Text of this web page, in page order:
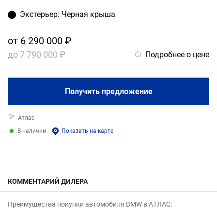
КОММЕНТАРИЙ ДИЛЕРА
Преимущества покупки автомобиля ВМW в АTЛАC:
Экстерьер: Черная крыша
от 6 290 000 ₽
до7 790 000 ₽ Подробнее о цене
Получить предложение
Атлас
В наличии
Показать на карте